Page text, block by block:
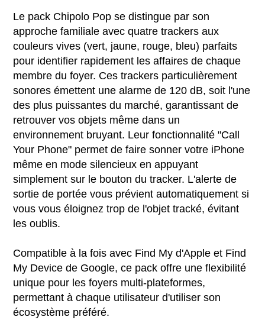
Le pack Chipolo Pop se distingue par son
approche familiale avec quatre trackers aux
couleurs vives (vert, jaune, rouge, bleu) parfaits
pour identifier rapidement les affaires de chaque
membre du foyer. Ces trackers particulièrement
sonores émettent une alarme de 120 dB, soit l'une
des plus puissantes du marché, garantissant de
retrouver vos objets même dans un
environnement bruyant. Leur fonctionnalité "Call
Your Phone" permet de faire sonner votre iPhone
même en mode silencieux en appuyant
simplement sur le bouton du tracker. L'alerte de
sortie de portée vous prévient automatiquement si
vous vous éloignez trop de l'objet tracké, évitant
les oublis.
Compatible à la fois avec Find My d'Apple et Find
My Device de Google, ce pack offre une flexibilité
unique pour les foyers multi-plateformes,
permettant à chaque utilisateur d'utiliser son
écosystème préféré.